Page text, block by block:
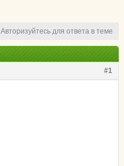
Авторизуйтесь для ответа в теме
#1